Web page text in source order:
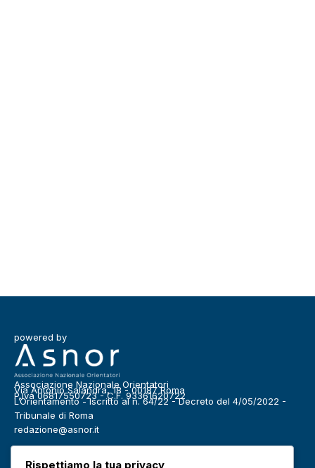
powered by
Associazione Nazionale Orientatori
Via Antonio Salandra, 18 - 00187 Roma
P.Iva 06817550723 - C.F. 93361620722
L’Orientamento - Iscritto al n. 64/22 - Decreto del 4/05/2022 -
Tribunale di Roma
redazione@asnor.it
Rispettiamo la tua privacy